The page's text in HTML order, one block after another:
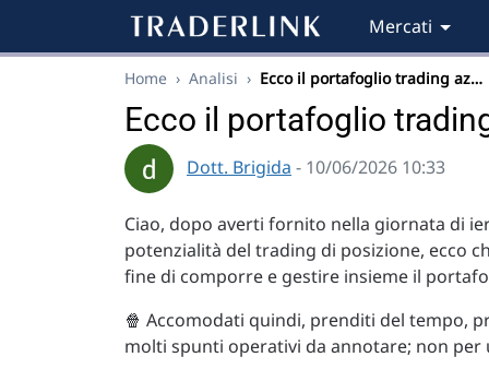
Mercati
Home › Analisi › Ecco il portafoglio trading az…
Ecco il portafoglio
Dott. Brigida - 10/06/2026 10:33
Ciao, dopo averti fornito nella giornata di
potenzialità del trading di posizione, ecco
fine di comporre e gestire insieme il
🍿 Accomodati quindi, prenditi del tempo,
molti spunti operativi da annotare; non